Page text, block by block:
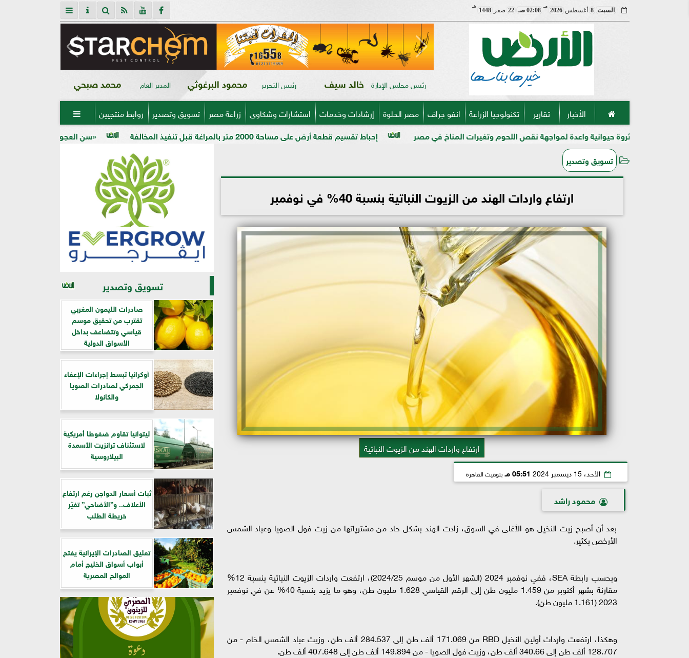
السبت 8 أغسطس2026
مـ
02:08 صـ 22 صفر1448
هـ
رئيس مجلس الإدارة خالد سيف رئيس التحرير محمود البرغوثي المدير العام محمد صبحي
الأخبار تقارير تكنولوجيا الزراعة انفو جراف مصر الحلوة إرشادات وخدمات استشارات وشكاوى زراعة مصر تسويق وتصدير روابط منتجيين 
«سن العجوز» في الذرة الشامية.. لماذا تظهر إحباط تقسيم قطعة أرض على مساحة 2000 متر بالمراغة قبل تنفيذ المخالفة ثروة حيوانية واعدة لمواجهة نقص اللحوم وتغيرات المناخ في مصر
تسويق وتصدير
ارتفاع واردات الهند من الزيوت النباتية بنسبة 40% في نوفمبر
ارتفاع واردات الهند من الزيوت النباتية
الأحد، 15 ديسمبر 2024 05:51 مـ بتوقيت القاهرة
محمود راشد
بعد أن أصبح زيت النخيل هو الأغلى في السوق، زادت الهند بشكل حاد من مشترياتها من زيت فول الصويا وعباد الشمس
الأرخص بكثير.
وبحسب رابطة SEA، ففي نوفمبر 2024 (الشهر الأول من موسم 2024/25)، ارتفعت واردات الزيوت النباتية بنسبة 12%
مقارنة بشهر أكتوبر من 1.459 مليون طن إلى الرقم القياسي 1.628 مليون طن، وهو ما يزيد بنسبة 40% عن في نوفمبر
2023 (1.161 مليون طن).
وهكذا، ارتفعت واردات أولين النخيل RBD من 171.069 ألف طن إلى 284.537 ألف طن، وزيت عباد الشمس الخام - من
128.707 ألف طن إلى 340.66 ألف طن، وزيت فول الصويا - من 149.894 ألف طن إلى 407.648 ألف طن.
تسويق وتصدير
صادرات الليمون المغربي
تقترب من تحقيق موسم
قياسي وتتضاعف بداخل
الأسواق الدولية
أوكرانيا تبسط إجراءات الإعفاء
الجمركي لصادرات الصويا
والكانولا
ليتوانيا تقاوم ضغوطا أمريكية
لاستئناف ترانزيت الأسمدة
البيلاروسية
ثبات أسعار الدواجن رغم ارتفاع
الأعلاف.. و”الأضاحي” تغيّر
خريطة الطلب
تعليق الصادرات الإيرانية يفتح
أبواب أسواق الخليج أمام
الموالح المصرية